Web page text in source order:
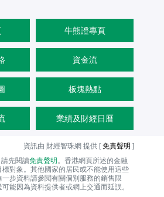
牛熊證專頁
資金流
板塊熱點
業績及財經日曆
資訊由 財經智珠網 提供 [免責聲明 ]
先閱讀免責聲明 。香港網頁所述的金融
對象。其他國家的居民或不能使用這些
步資料請參閱有關個別服務的銷售限
能因為資料提供者或網上交通而延誤。